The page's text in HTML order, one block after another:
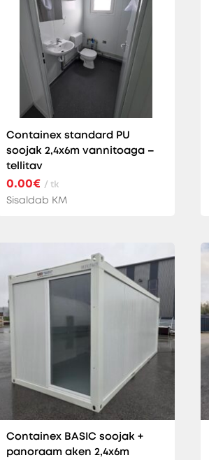
Containex standard PU
soojak 2,4x6m vannitoaga –
tellitav
0.00€ / tk
Sisaldab KM
Containex BASIC soojak +
panoraam aken 2,4x6m